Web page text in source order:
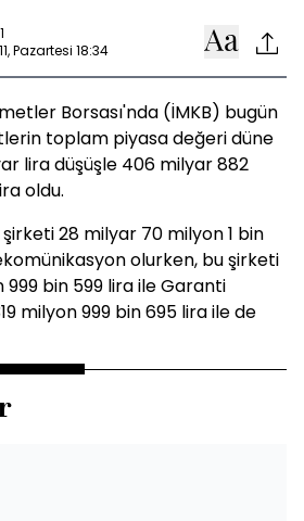
Pazartesi 18:34
Borsası'nda (İMKB) bugün
toplam piyasa değeri düne
lira düşüşle 406 milyar 882
oldu.
28 milyar 70 milyon 1 bin
olurken, bu şirketi
999 bin 599 lira ile Garanti
milyon 999 bin 695 lira ile de